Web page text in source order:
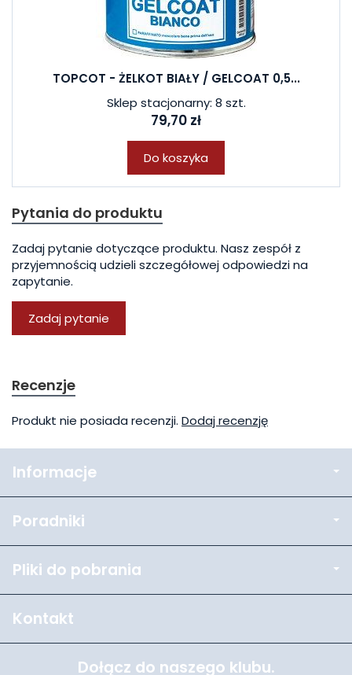
TOPCOT - ŻELKOT BIAŁY / GELCOAT 0,5...
Sklep stacjonarny: 8 szt.
79,70 zł
Do koszyka
Pytania do produktu
Zadaj pytanie dotyczące produktu. Nasz zespół z
przyjemnością udzieli szczegółowej odpowiedzi na
zapytanie.
Zadaj pytanie
Recenzje
Produkt nie posiada recenzji. Dodaj recenzję
Informacje
Poradniki
Pliki do pobrania
Kontakt
Dołącz do naszego klubu.